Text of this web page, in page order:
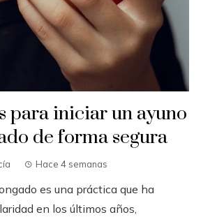
para iniciar un ayuno
de forma segura
Hace 4 semanas
es una práctica que ha
en los últimos años,